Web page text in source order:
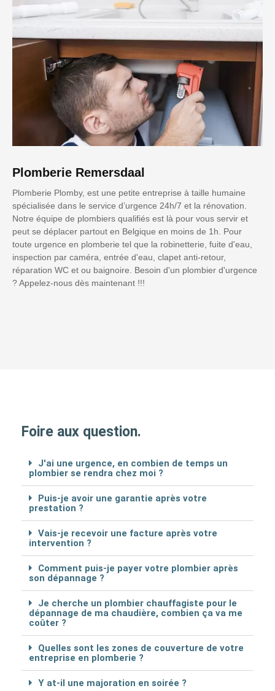
Plomberie Remersdaal
Plomberie Plomby, est une petite entreprise à taille humaine
spécialisée dans le service d’urgence 24h/7 et la rénovation.
Notre équipe de plombiers qualifiés est là pour vous servir et
peut se déplacer partout en Belgique en moins de 1h. Pour
toute urgence en plomberie tel que la robinetterie, fuite d'eau,
inspection par caméra, entrée d'eau, clapet anti-retour,
réparation WC et ou baignoire. Besoin d'un plombier d'urgence
? Appelez-nous dès maintenant !!!
Foire aux question.
J'ai une urgence, en combien de temps un
plombier se rendra chez moi ?
Puis-je avoir une garantie après votre
prestation ?
Vais-je recevoir une facture après votre
intervention ?
Comment puis-je payer votre plombier après
son dépannage ?
Je cherche un plombier chauffagiste pour le
dépannage de ma chaudière, combien ça va me
coûter ?
Quelles sont les zones de couverture de votre
entreprise en plomberie ?
Y at-il une majoration en soirée ?